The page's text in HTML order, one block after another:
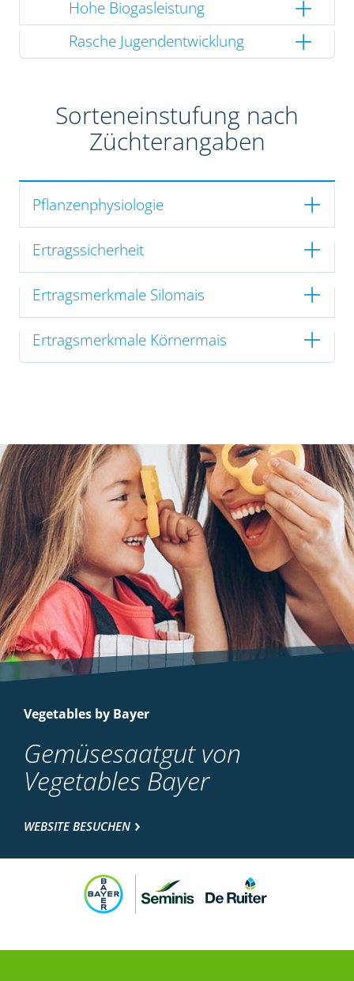
Hohe Biogasleistung
Rasche Jugendentwicklung
Sorteneinstufung nach
Züchterangaben
Pflanzenphysiologie
Ertragssicherheit
Ertragsmerkmale Silomais
Ertragsmerkmale Körnermais
Vegetables by Bayer
Gemüsesaatgut von
Vegetables Bayer
WEBSITE BESUCHEN